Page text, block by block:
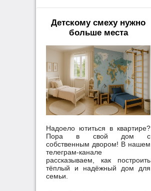
Детскому смеху нужно
больше места
Надоело ютиться в квартире?
Пора в свой дом с
собственным двором! В нашем
телеграм-канале
рассказываем, как построить
тёплый и надёжный дом для
семьи.